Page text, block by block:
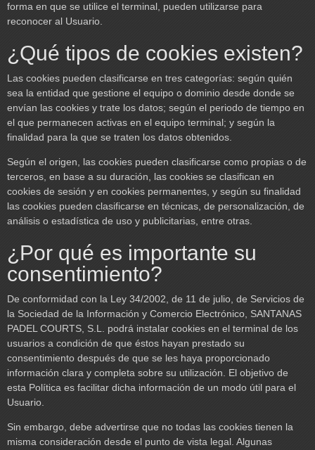
forma en que se utilice el terminal, pueden utilizarse para
reconocer al Usuario.
¿Qué tipos de cookies existen?
Las cookies pueden clasificarse en tres categorías: según quién
sea la entidad que gestione el equipo o dominio desde donde se
envían las cookies y trate los datos; según el periodo de tiempo en
el que permanecen activas en el equipo terminal; y según la
finalidad para la que se traten los datos obtenidos.
Según el origen, las cookies pueden clasificarse como propias o de
terceros, en base a su duración, las cookies se clasifican en
cookies de sesión y en cookies permanentes, y según su finalidad
las cookies pueden clasificarse en técnicas, de personalización, de
análisis o estadística de uso y publicitarias, entre otras.
¿Por qué es importante su
consentimiento?
De conformidad con la Ley 34/2002, de 11 de julio, de Servicios de
la Sociedad de la Información y Comercio Electrónico, SANTANAS
PADEL COURTS, S.L. podrá instalar cookies en el terminal de los
usuarios a condición de que éstos hayan prestado su
consentimiento después de que se les haya proporcionado
información clara y completa sobre su utilización. El objetivo de
esta Política es facilitar dicha información de un modo útil para el
Usuario.
Sin embargo, debe advertirse que no todas las cookies tienen la
misma consideración desde el punto de vista legal. Algunas